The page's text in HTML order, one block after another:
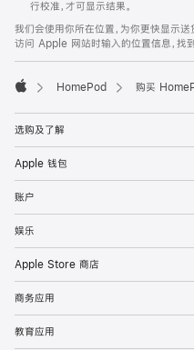
行校准，才可显示结果。
我们会使用你所在位置，为你更快显示
访问 Apple 网站时输入的位置信息，找
HomePod 购买
选购及了解
Apple 钱包
账户
娱乐
Apple Store 商店
商务应用
教育应用